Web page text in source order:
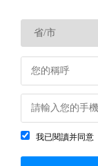
我已閱讀并同意